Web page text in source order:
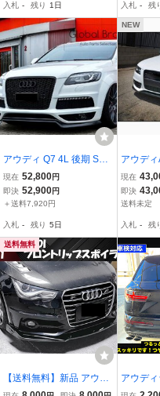
入札 - 残り 1日 入札 - 残
アウディ Q7 4L 後期 Sラ
イン フロント リップ ス
ポイラー/ フロント スプ
リッタ― バンパー アンダ
ン スカート
現在 52,800円
即決 52,900円
＋送料7,920円
入札 - 残り 5日
NEW
アウデ
フロント
ー 未使
現在
即決
送料未定
入札 - 残
送料無料
【送料無料】新品 アウデ
ィ A1 S1 AUDI フロント
アウデ
A1 A3